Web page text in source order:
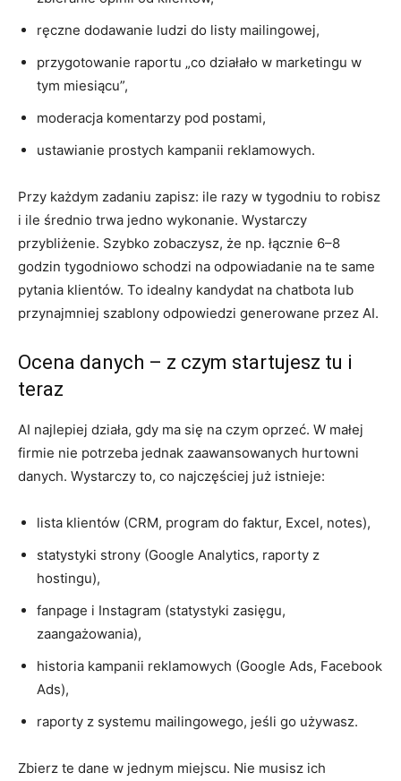
ręczne dodawanie ludzi do listy mailingowej,
przygotowanie raportu „co działało w marketingu w
tym miesiącu”,
moderacja komentarzy pod postami,
ustawianie prostych kampanii reklamowych.
Przy każdym zadaniu zapisz: ile razy w tygodniu to robisz
i ile średnio trwa jedno wykonanie. Wystarczy
przybliżenie. Szybko zobaczysz, że np. łącznie 6–8
godzin tygodniowo schodzi na odpowiadanie na te same
pytania klientów. To idealny kandydat na chatbota lub
przynajmniej szablony odpowiedzi generowane przez AI.
Ocena danych – z czym startujesz tu i
teraz
AI najlepiej działa, gdy ma się na czym oprzeć. W małej
firmie nie potrzeba jednak zaawansowanych hurtowni
danych. Wystarczy to, co najczęściej już istnieje:
lista klientów (CRM, program do faktur, Excel, notes),
statystyki strony (Google Analytics, raporty z
hostingu),
fanpage i Instagram (statystyki zasięgu,
zaangażowania),
historia kampanii reklamowych (Google Ads, Facebook
Ads),
raporty z systemu mailingowego, jeśli go używasz.
Zbierz te dane w jednym miejscu. Nie musisz ich